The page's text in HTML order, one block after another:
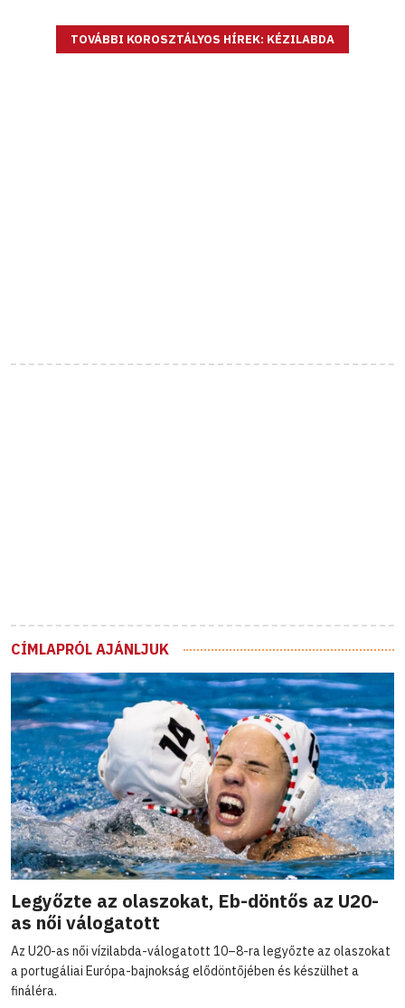
TOVÁBBI KOROSZTÁLYOS HÍREK: KÉZILABDA
CÍMLAPRÓL AJÁNLJUK
Legyőzte az olaszokat, Eb-döntős az U20-
as női válogatott
Az U20-as női vízilabda-válogatott 10–8-ra legyőzte az olaszokat
a portugáliai Európa-bajnokság elődöntőjében és készülhet a
fináléra.